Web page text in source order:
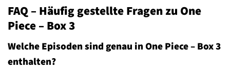
FAQ – Häufig gestellte Fragen zu One
Piece – Box 3
Welche Episoden sind genau in One Piece – Box 3
enthalten?